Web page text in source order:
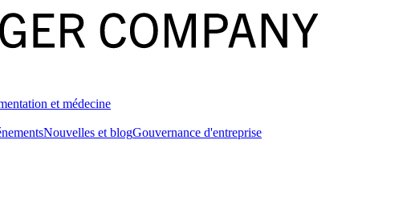
et médecine
Nouvelles et blogGouvernance d'entreprise